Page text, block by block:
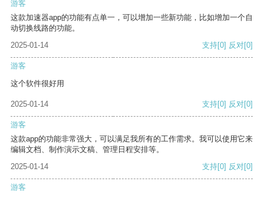
游客
这款加速器app的功能有点单一，可以增加一些新功能，比如增加一个自
动切换线路的功能。
2025-01-14
支持[0] 反对[0]
游客
这个软件很好用
2025-01-14 支持[0] 反对[0]
游客
这款app的功能非常强大，可以满足我所有的工作需求。我可以使用它来
编辑文档、制作演示文稿、管理日程安排等。
2025-01-14
支持[0] 反对[0]
游客